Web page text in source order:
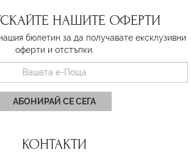
НАШИТЕ ОФЕРТИ
бюлетин за да получавате ексклузивни
оферти и отстъпки.
АБОНИРАЙ СЕ СЕГА
КОНТАКТИ